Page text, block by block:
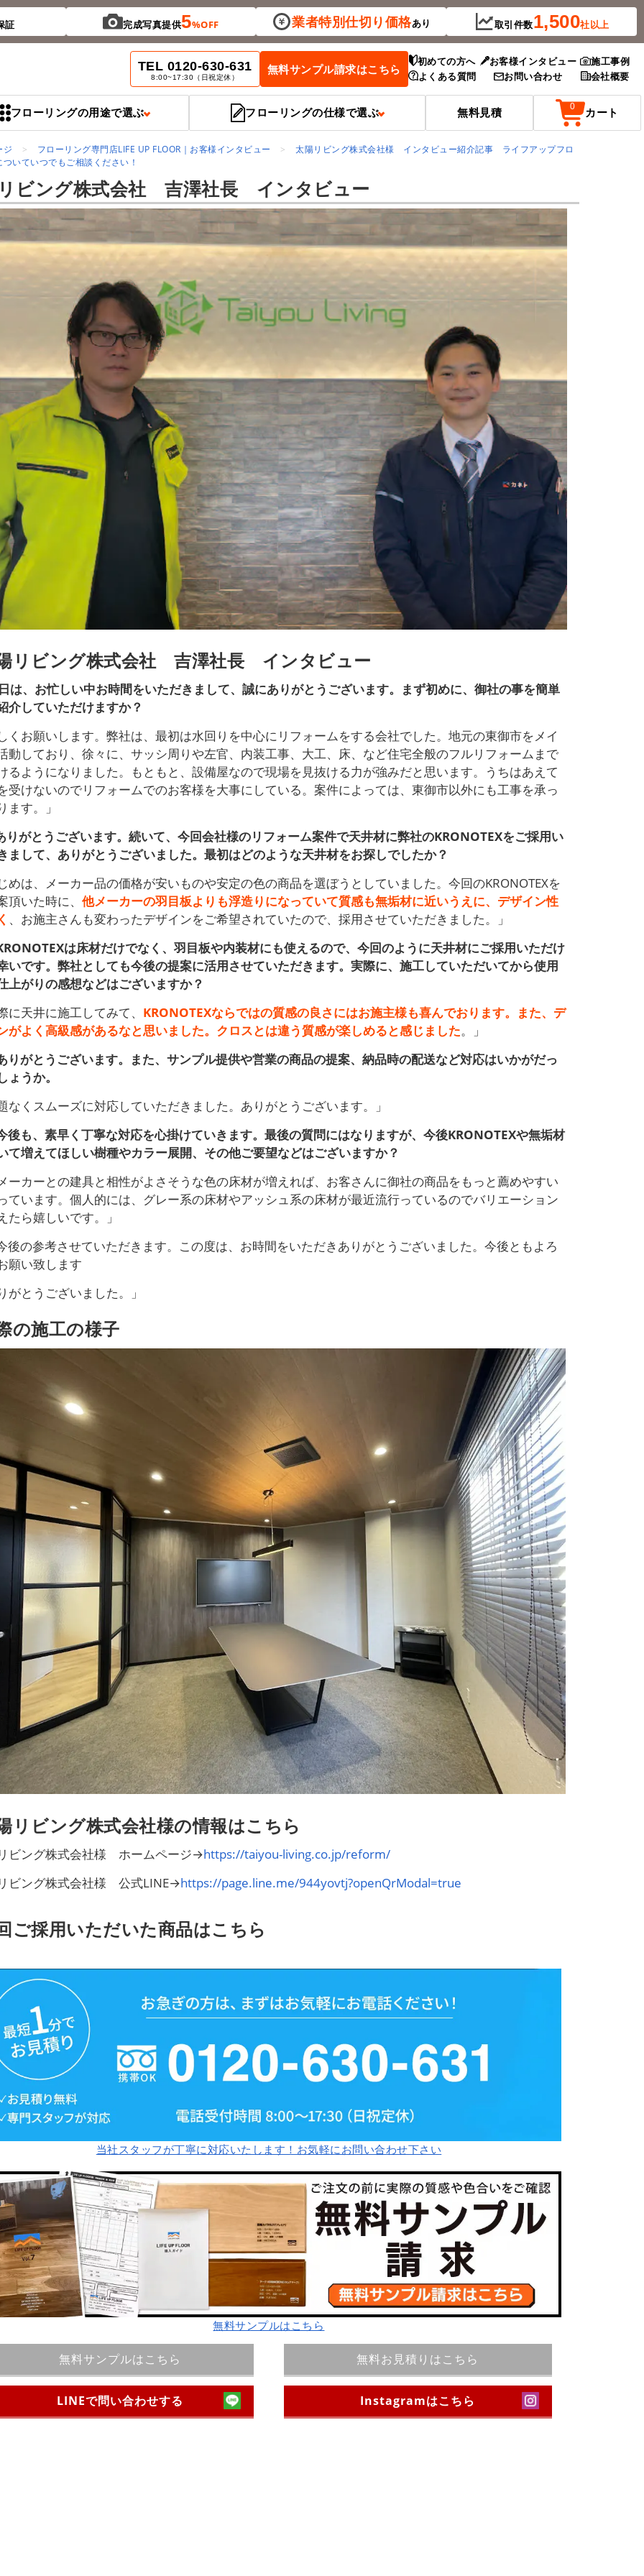
証 完成写真提供5%OFF 業者特別仕切り価格あり 取引件数1,500社以上
TEL 0120-630-631
8:00~17:30（日祝定休）
無料サンプル請求はこちら
初めての方へ お客様インタビュー
施工事例
よくある質問
お問い合わせ 会社概要
フローリングの用途で選ぶ フローリングの仕様で選ぶ 無料見積 0 カート
ジ フローリング専門店LIFE UP FLOOR｜お客様インタビュー
太陽リビング株式会社様 インタビュー紹介記事 ライフアップフロ
いていつでもご相談ください！
ビング株式会社 吉澤社長 インタビュー
リビング株式会社 吉澤社長 インタビュー
は、お忙しい中お時間をいただきまして、誠にありがとうございます。まず初めに、御社の事を簡単
介していただけますか？
くお願いします。弊社は、最初は水回りを中心にリフォームをする会社でした。地元の東御市をメイ
動しており、徐々に、サッシ周りや左官、内装工事、大工、床、など住宅全般のフルリフォームまで
るようになりました。もともと、設備屋なので現場を見抜ける力が強みだと思います。うちはあえて
受けないのでリフォームでのお客様を大事にしている。案件によっては、東御市以外にも工事を承っ
ます。」
りがとうございます。続いて、今回会社様のリフォーム案件で天井材に弊社のKRONOTEXをご採用い
まして、ありがとうございました。最初はどのような天井材をお探しでしたか？
めは、メーカー品の価格が安いものや安定の色の商品を選ぼうとしていました。今回のKRONOTEXを
頂いた時に、 他メーカーの羽目板よりも浮造りになっていて質感も無垢材に近いうえに、デザイン性
、お施主さんも変わったデザインをご希望されていたので、採用させていただきました。」
は床材だけでなく、羽目板や内装材にも使えるので、今回のように天井材にご採用いただけ
いです。弊社としても今後の提案に活用させていただきます。実際に、施工していただいてから使用
上がりの感想などはございますか？
に天井に施工してみて、 KRONOTEXならではの質感の良さにはお施主様も喜んでおります。また、デ
がよく高級感があるなと思いました。クロスとは違う質感が楽しめると感じました。」
りがとうございます。また、サンプル提供や営業の商品の提案、納品時の配送など対応はいかがだっ
ょうか。
なくスムーズに対応していただきました。ありがとうございます。」
後も、素早く丁寧な対応を心掛けていきます。最後の質問にはなりますが、今後KRONOTEXや無垢材
て増えてほしい樹種やカラー展開、その他ご要望などはございますか？
ーカーとの建具と相性がよさそうな色の床材が増えれば、お客さんに御社の商品をもっと薦めやすい
ています。個人的には、グレー系の床材やアッシュ系の床材が最近流行っているのでバリエーション
たら嬉しいです。」
後の参考させていただきます。この度は、お時間をいただきありがとうございました。今後ともよろ
願い致します
がとうございました。」
の施工の様子
リビング株式会社様の情報はこちら
ビング株式会社様 ホームページ→https://taiyou-living.co.jp/reform/
ビング株式会社様 公式LINE→https://page.line.me/944yovtj?openQrModal=true
ご採用いただいた商品はこちら
当社スタッフが丁寧に対応いたします！お気軽にお問い合わせ下さい
無料サンプルはこちら
無料サンプルはこちら 無料お見積りはこちら
LINEで問い合わせする Instagramはこちら